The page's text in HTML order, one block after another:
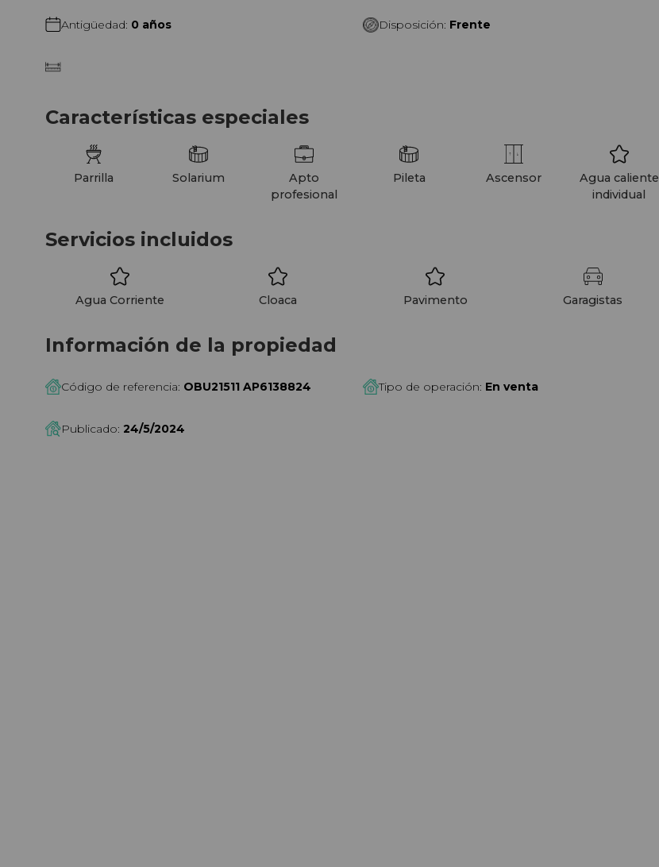
Antigüedad: 0 años Disposición: Frente
Características especiales
Parrilla Solarium
Apto
profesional
Pileta Ascensor
Agua caliente
individual
Servicios incluidos
Agua Corriente Cloaca Pavimento Garagistas
Información de la propiedad
Código de referencia: OBU21511 AP6138824 Tipo de operación: En venta
Publicado: 24/5/2024